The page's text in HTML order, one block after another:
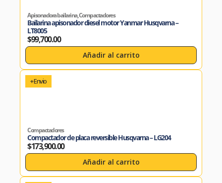
Apisonadora bailarina,Compactadores
Bailarina apisonador diesel motor Yanmar Husqvarna –
LT8005
$99,700.00
Añadir al carrito
+ Envio
Compactadores
Compactador de placa reversible Husqvarna – LG204
$173,900.00
Añadir al carrito